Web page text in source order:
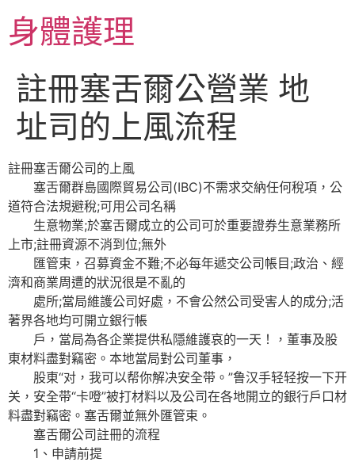
主身體護理
註冊塞舌爾公營業 地
址司的上風流程
註冊塞舌爾公司的上風
塞舌爾群島國際貿易公司(IBC)不需求交納任何稅項，公
道符合法規避稅;可用公司名稱
生意物業;於塞舌爾成立的公司可於重要證券生意業務所
上市;註冊資源不消到位;無外
匯管束，召募資金不難;不必每年遞交公司帳目;政治、經
濟和商業周遭的狀況很是不亂的
處所;當局維護公司好處，不會公然公司受害人的成分;活
著界各地均可開立銀行帳
戶，當局為各企業提供私隱維護哀的一天！，董事及股
東材料盡對竊密。本地當局對公司董事，
股東“对，我可以帮你解决安全带。”鲁汉手轻轻按一下开
关，安全带“卡噔”被打材料以及公司在各地開立的銀行戶口材
料盡對竊密。塞舌爾並無外匯管束。
塞舌爾公司註冊的流程
1、申請前提